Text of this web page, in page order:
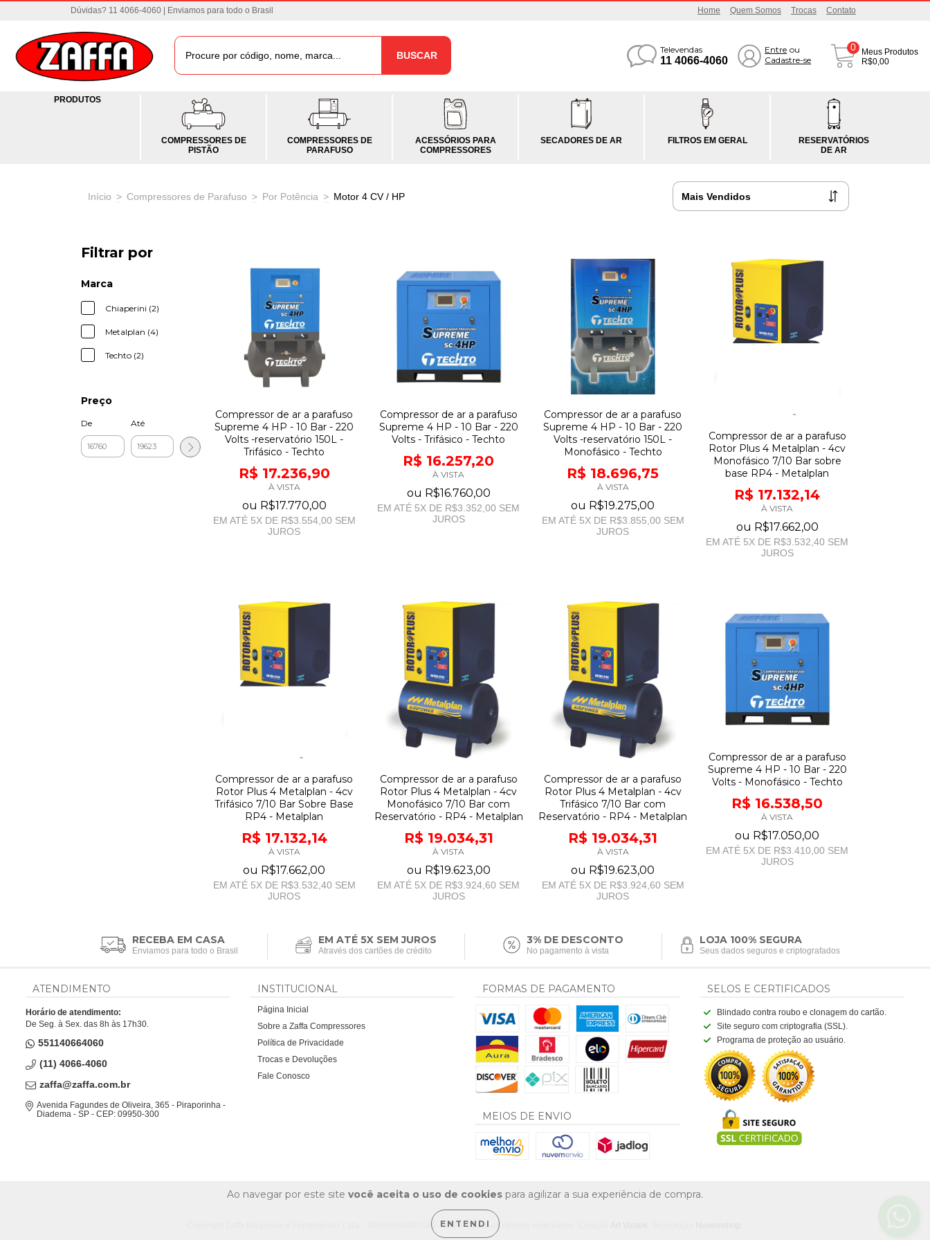
Dúvidas? 11 4066-4060 | Enviamos para todo o Brasil Home Quem Somos Trocas Contato
BUSCAR
Televendas
11 4066-4060
Entre ou
Cadastre-se
0
Meus Produtos
R$0,00
PRODUTOS
COMPRESSORES DE
PISTÃO
COMPRESSORES DE
PARAFUSO
ACESSÓRIOS PARA
COMPRESSORES
SECADORES DE AR FILTROS EM GERAL
RESERVATÓRIOS
DE AR
Ao navegar por este site você aceita o uso de cookies para agilizar a sua experiência de compra.
ENTENDI
Início > Compressores de Parafuso > Por Potência > Motor 4 CV / HP
Filtrar por
Marca
Chiaperini (2)
Metalplan (4)
Techto (2)
Preço
De Até
Compressor de ar a parafuso
Supreme 4 HP - 10 Bar - 220
Volts -reservatório 150L -
Trifásico - Techto
R$ 17.236,90
À VISTA
ou R$17.770,00
EM ATÉ 5X DE R$3.554,00 SEM
JUROS
Compressor de ar a parafuso
Supreme 4 HP - 10 Bar - 220
Volts - Trifásico - Techto
R$ 16.257,20
À VISTA
ou R$16.760,00
EM ATÉ 5X DE R$3.352,00 SEM
JUROS
Compressor de ar a parafuso
Supreme 4 HP - 10 Bar - 220
Volts -reservatório 150L -
Monofásico - Techto
R$ 18.696,75
À VISTA
ou R$19.275,00
EM ATÉ 5X DE R$3.855,00 SEM
JUROS
Compressor de ar a parafuso
Rotor Plus 4 Metalplan - 4cv
Monofásico 7/10 Bar sobre
base RP4 - Metalplan
R$ 17.132,14
À VISTA
ou R$17.662,00
EM ATÉ 5X DE R$3.532,40 SEM
JUROS
Compressor de ar a parafuso
Rotor Plus 4 Metalplan - 4cv
Trifásico 7/10 Bar Sobre Base
RP4 - Metalplan
R$ 17.132,14
À VISTA
ou R$17.662,00
EM ATÉ 5X DE R$3.532,40 SEM
JUROS
Compressor de ar a parafuso
Rotor Plus 4 Metalplan - 4cv
Monofásico 7/10 Bar com
Reservatório - RP4 - Metalplan
R$ 19.034,31
À VISTA
ou R$19.623,00
EM ATÉ 5X DE R$3.924,60 SEM
JUROS
Compressor de ar a parafuso
Rotor Plus 4 Metalplan - 4cv
Trifásico 7/10 Bar com
Reservatório - RP4 - Metalplan
R$ 19.034,31
À VISTA
ou R$19.623,00
EM ATÉ 5X DE R$3.924,60 SEM
JUROS
Compressor de ar a parafuso
Supreme 4 HP - 10 Bar - 220
Volts - Monofásico - Techto
R$ 16.538,50
À VISTA
ou R$17.050,00
EM ATÉ 5X DE R$3.410,00 SEM
JUROS
RECEBA EM CASA
Enviamos para todo o Brasil
EM ATÉ 5X SEM JUROS
Através dos cartões de crédito
3% DE DESCONTO
No pagamento à vista
LOJA 100% SEGURA
Seus dados seguros e criptografados
ATENDIMENTO
Horário de atendimento:
De Seg. à Sex. das 8h às 17h30.
551140664060
(11) 4066-4060
zaffa@zaffa.com.br
Avenida Fagundes de Oliveira, 365 - Piraporinha -
Diadema - SP - CEP: 09950-300
INSTITUCIONAL
Página Inicial
Sobre a Zaffa Compressores
Política de Privacidade
Trocas e Devoluções
Fale Conosco
FORMAS DE PAGAMENTO
MEIOS DE ENVIO
SELOS E CERTIFICADOS
Blindado contra roubo e clonagem do cartão.
Site seguro com criptografia (SSL).
Programa de proteção ao usuário.
Copyright Zaffa Máquinas e Ferramentas Ltda. - 00200069000169 - 2026. Todos os direitos reservados. Criação